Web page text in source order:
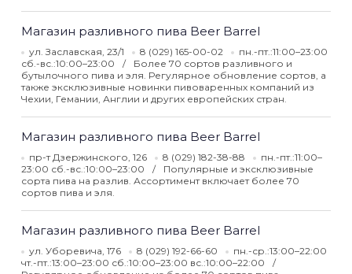
Магазин разливного пива Beer Barrel
ул. Заславская, 23/1 8 (029) 165-00-02
пн.-пт.:11:00–23:00
сб.-вс.:10:00–23:00
Более 70 сортов разливного и
бутылочного пива и эля. Регулярное обновление сортов, а
также эксклюзивные новинки пивоваренных компаний из
Чехии, Гемании, Англии и других европейских стран.
Магазин разливного пива Beer Barrel
пр-т Дзержинского, 126 8 (029) 182-38-88
пн.-пт.:11:00–
23:00 сб.-вс.:10:00–23:00
Популярные и эксклюзивные
сорта пива на разлив. Ассортимент включает более 70
сортов пива и эля.
Магазин разливного пива Beer Barrel
ул. Уборевича, 176 8 (029) 192-66-60
пн.-ср.:13:00–22:00
чт.-пт.:13:00–23:00 сб.:10:00–23:00 вс.:10:00–22:00